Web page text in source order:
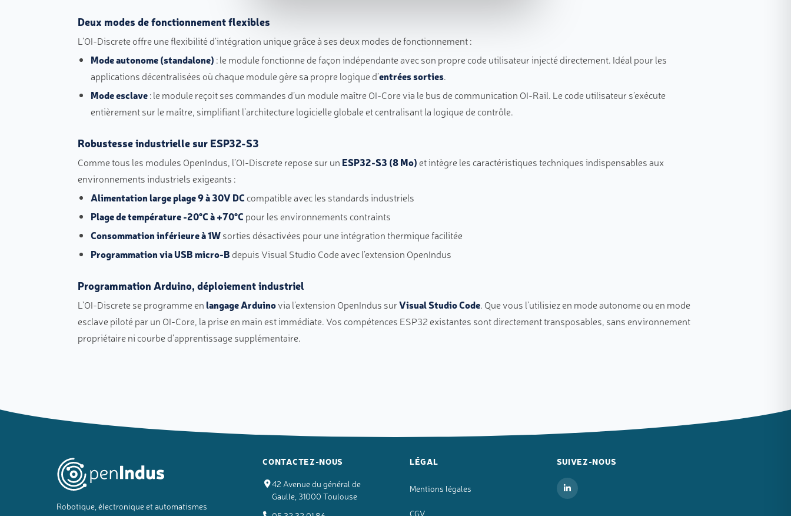
Deux modes de fonctionnement flexibles
L’OI-Discrete offre une flexibilité d’intégration unique grâce à ses deux modes de fonctionnement :
Mode autonome (standalone) : le module fonctionne de façon indépendante avec son propre code utilisateur injecté directement. Idéal pour les
applications décentralisées où chaque module gère sa propre logique d’entrées sorties.
Mode esclave: le module reçoit ses commandes d’un module maître OI-Core via le bus de communication OI-Rail. Le code utilisateur s’exécute
entièrement sur le maître, simplifiant l’architecture logicielle globale et centralisant la logique de contrôle.
Robustesse industrielle sur ESP32-S3
Comme tous les modules OpenIndus, l’OI-Discrete repose sur un ESP32-S3 (8 Mo)et intègre les caractéristiques techniques indispensables aux
environnements industriels exigeants :
Alimentation large plage 9 à 30V DCcompatible avec les standards industriels
Plage de température -20°C à +70°C pour les environnements contraints
Consommation inférieure à 1Wsorties désactivées pour une intégration thermique facilitée
Programmation via USB micro-Bdepuis Visual Studio Code avec l’extension OpenIndus
Programmation Arduino, déploiement industriel
L’OI-Discrete se programme enlangage Arduinovia l’extension OpenIndus surVisual Studio Code. Que vous l’utilisiez en mode autonome ou en mode
esclave piloté par un OI-Core, la prise en main est immédiate. Vos compétences ESP32 existantes sont directement transposables, sans environnement
propriétaire ni courbe d’apprentissage supplémentaire.
Robotique, électronique et automatismes
CONTACTEZ-NOUS
42 Avenue du général de
Gaulle, 31000 Toulouse
LÉGAL
Mentions légales
CGV
SUIVEZ-NOUS